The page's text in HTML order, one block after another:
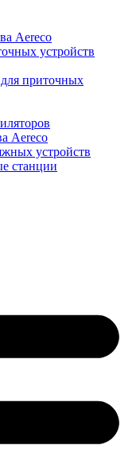
Aereco
устройств
приточных
Aereco
устройств
станции